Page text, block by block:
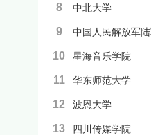
8 中北大学
9
10 星海音乐学院
11 华东师范大学
12 波恩大学
13 四川传媒学院